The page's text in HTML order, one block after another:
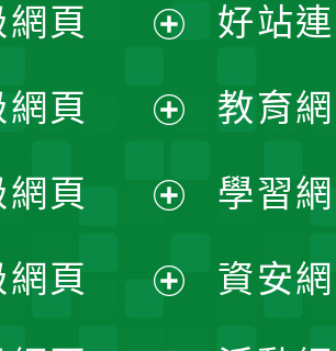
開
選
單
頁
開
選
單
頁
開
選
網頁
開
網頁
好站
教育
學習
資安